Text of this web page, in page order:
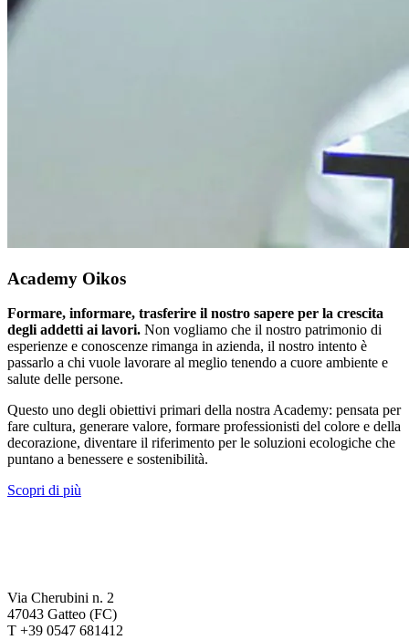
Academy Oikos
Formare, informare, trasferire il nostro sapere per la crescita
degli addetti ai lavori. Non vogliamo che il nostro patrimonio di
esperienze e conoscenze rimanga in azienda, il nostro intento è
passarlo a chi vuole lavorare al meglio tenendo a cuore ambiente e
salute delle persone.
Questo uno degli obiettivi primari della nostra Academy: pensata per
fare cultura, generare valore, formare professionisti del colore e della
decorazione, diventare il riferimento per le soluzioni ecologiche che
puntano a benessere e sostenibilità.
Scopri di più
Via Cherubini n. 2
47043 Gatteo (FC)
T +39 0547 681412